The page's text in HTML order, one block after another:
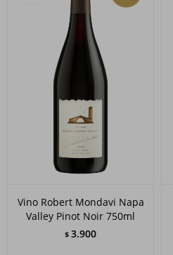
Vino Robert Mondavi Napa
Valley Pinot Noir 750ml
$ 3.900